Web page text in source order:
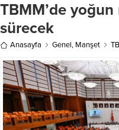
TBMM’de
sürecek
Anasayfa Genel, Manşet